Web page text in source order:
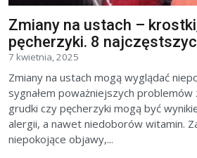
Zmiany na ustach –
pęcherzyki. 8
7 kwietnia, 2025
Zmiany na ustach mogą wyglądać
sygnałem poważniejszych
grudki czy pęcherzyki mogą być
alergii, a nawet niedoborów witamin.
niepokojące objawy,...